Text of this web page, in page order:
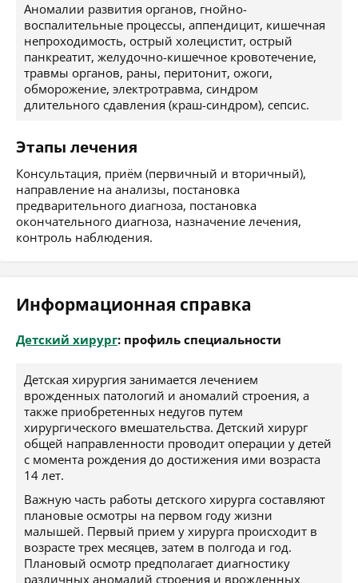
Аномалии развития органов, гнойно-
воспалительные процессы, аппендицит, кишечная
непроходимость, острый холецистит, острый
панкреатит, желудочно-кишечное кровотечение,
травмы органов, раны, перитонит, ожоги,
обморожение, электротравма, синдром
длительного сдавления (краш-синдром), сепсис.
Этапы лечения
Консультация, приём (первичный и вторичный),
направление на анализы, постановка
предварительного диагноза, постановка
окончательного диагноза, назначение лечения,
контроль наблюдения.
Информационная справка
Детский хирург: профиль специальности
Детская хирургия занимается лечением
врожденных патологий и аномалий строения, а
также приобретенных недугов путем
хирургического вмешательства. Детский хирург
общей направленности проводит операции у детей
с момента рождения до достижения ими возраста
14 лет.
Важную часть работы детского хирурга составляют
плановые осмотры на первом году жизни
малышей. Первый прием у хирурга происходит в
возрасте трех месяцев, затем в полгода и год.
Плановый осмотр предполагает диагностику
различных аномалий строения и врожденных